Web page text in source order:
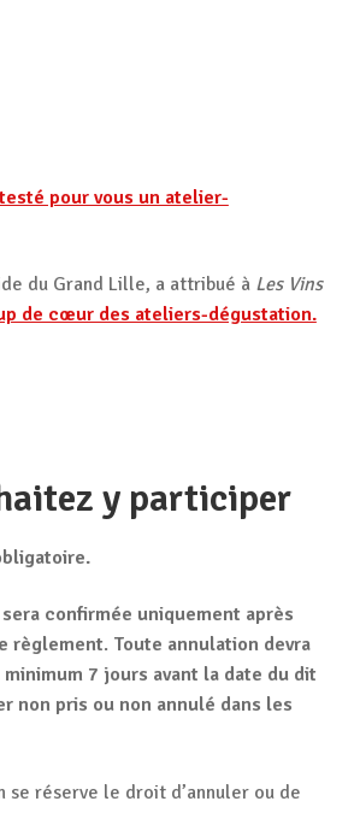
pour vous un atelier-
du Grand Lille, a attribué à Les Vins
de cœur des ateliers-dégustation.
y participer
confirmée uniquement après
règlement. Toute annulation devra
7 jours avant la date du dit
non pris ou non annulé dans les
se réserve le droit d’annuler ou de